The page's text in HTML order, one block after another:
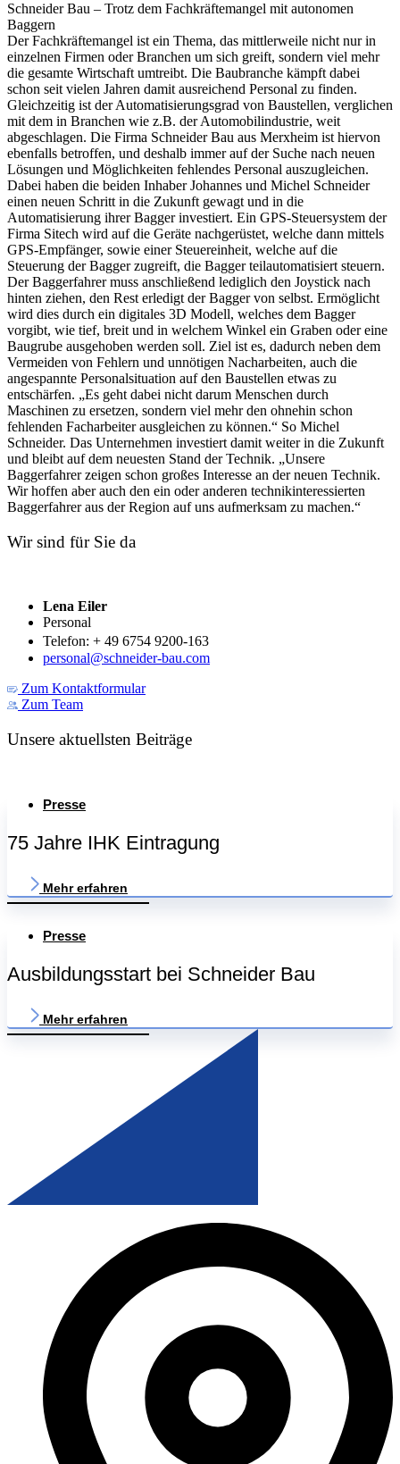
Schneider Bau – Trotz dem Fachkräftemangel mit autonomen
Baggern
Der Fachkräftemangel ist ein Thema, das mittlerweile nicht nur in
einzelnen Firmen oder Branchen um sich greift, sondern viel mehr
die gesamte Wirtschaft umtreibt. Die Baubranche kämpft dabei
schon seit vielen Jahren damit ausreichend Personal zu finden.
Gleichzeitig ist der Automatisierungsgrad von Baustellen, verglichen
mit dem in Branchen wie z.B. der Automobilindustrie, weit
abgeschlagen. Die Firma Schneider Bau aus Merxheim ist hiervon
ebenfalls betroffen, und deshalb immer auf der Suche nach neuen
Lösungen und Möglichkeiten fehlendes Personal auszugleichen.
Dabei haben die beiden Inhaber Johannes und Michel Schneider
einen neuen Schritt in die Zukunft gewagt und in die
Automatisierung ihrer Bagger investiert. Ein GPS-Steuersystem der
Firma Sitech wird auf die Geräte nachgerüstet, welche dann mittels
GPS-Empfänger, sowie einer Steuereinheit, welche auf die
Steuerung der Bagger zugreift, die Bagger teilautomatisiert steuern.
Der Baggerfahrer muss anschließend lediglich den Joystick nach
hinten ziehen, den Rest erledigt der Bagger von selbst. Ermöglicht
wird dies durch ein digitales 3D Modell, welches dem Bagger
vorgibt, wie tief, breit und in welchem Winkel ein Graben oder eine
Baugrube ausgehoben werden soll. Ziel ist es, dadurch neben dem
Vermeiden von Fehlern und unnötigen Nacharbeiten, auch die
angespannte Personalsituation auf den Baustellen etwas zu
entschärfen. „Es geht dabei nicht darum Menschen durch
Maschinen zu ersetzen, sondern viel mehr den ohnehin schon
fehlenden Facharbeiter ausgleichen zu können.“ So Michel
Schneider. Das Unternehmen investiert damit weiter in die Zukunft
und bleibt auf dem neuesten Stand der Technik. „Unsere
Baggerfahrer zeigen schon großes Interesse an der neuen Technik.
Wir hoffen aber auch den ein oder anderen technikinteressierten
Baggerfahrer aus der Region auf uns aufmerksam zu machen.“
Wir sind für Sie da
Lena Eiler
Personal
Telefon: + 49 6754 9200-163
personal@schneider-bau.com
Zum Kontaktformular
Zum Team
Unsere aktuellsten Beiträge
Presse
75 Jahre IHK Eintragung
Mehr erfahren
Presse
Ausbildungsstart bei Schneider Bau
Mehr erfahren